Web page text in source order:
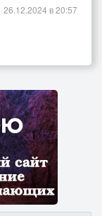
26.12.2024 в 20:57